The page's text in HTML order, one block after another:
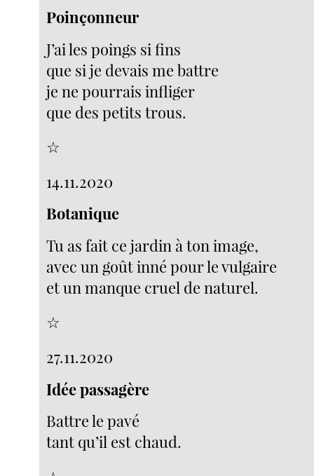
Poinçonneur
J’ai les poings si fins
que si je devais me battre
je ne pourrais infliger
que des petits trous.
☆
14.11.2020
Botanique
Tu as fait ce jardin à ton image,
avec un goût inné pour le vulgaire
et un manque cruel de naturel.
☆
27.11.2020
Idée passagère
Battre le pavé
tant qu’il est chaud.